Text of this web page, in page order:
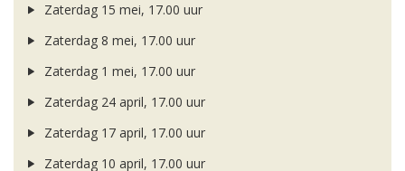
Zaterdag 15 mei, 17.00 uur
Zaterdag 8 mei, 17.00 uur
Zaterdag 1 mei, 17.00 uur
Zaterdag 24 april, 17.00 uur
Zaterdag 17 april, 17.00 uur
Zaterdag 10 april, 17.00 uur